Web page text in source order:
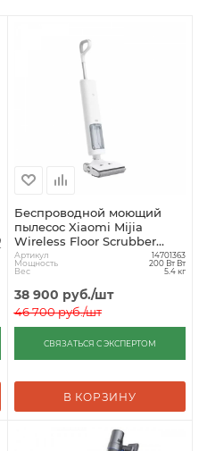
Беспроводной моющий
пылесос Xiaomi Mijia
Wireless Floor Scrubber
(B302CN)
Артикул 14701363
Мощность 200 Вт Вт
Вес 5.4 кг
38 900 руб./шт
46 700руб./шт
СВЯЗАТЬСЯ С ЭКСПЕРТОМ
В КОРЗИНУ